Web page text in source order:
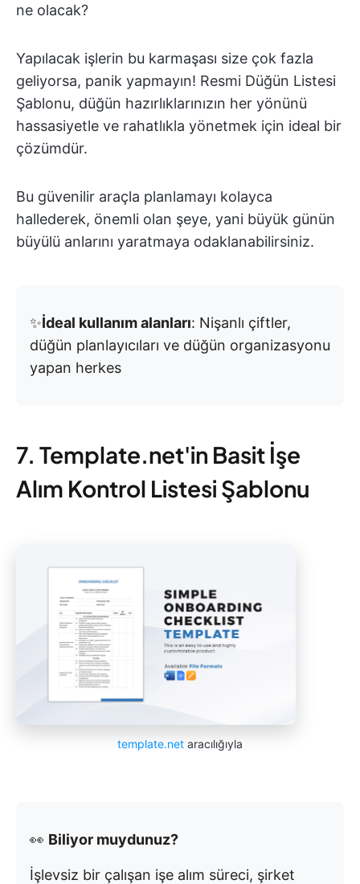
ne olacak?
Yapılacak işlerin bu karmaşası size çok fazla
geliyorsa, panik yapmayın! Resmi Düğün Listesi
Şablonu, düğün hazırlıklarınızın her yönünü
hassasiyetle ve rahatlıkla yönetmek için ideal bir
çözümdür.
Bu güvenilir araçla planlamayı kolayca
hallederek, önemli olan şeye, yani büyük günün
büyülü anlarını yaratmaya odaklanabilirsiniz.
✨İdeal kullanım alanları: Nişanlı çiftler,
düğün planlayıcıları ve düğün organizasyonu
yapan herkes
7. Template.net'in Basit İşe
Alım Kontrol Listesi Şablonu
template.net aracılığıyla
👀 Biliyor muydunuz?
İşlevsiz bir çalışan işe alım süreci, şirket